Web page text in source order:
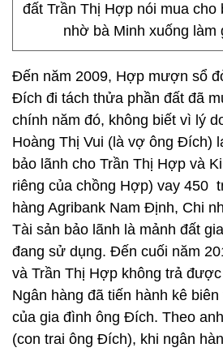
đất Trần Thị Hợp nói mua cho
nhờ bà Minh xuống làm
Đến năm 2009, Hợp mượn sổ
Đích đi tách thửa phần đất đã
chính năm đó, không biết vì lý
Hoàng Thị Vui (là vợ ông Đích)
bảo lãnh cho Trần Thị Hợp và
riêng của chồng Hợp) vay 450
hàng Agribank Nam Định, Chi
Tài sản bảo lãnh là mảnh đất
đang sử dụng. Đến cuối năm
và Trần Thị Hợp không trả
Ngân hàng đã tiến hành kê
của gia đình ông Đích. Theo
(con trai ông Đích), khi ngân